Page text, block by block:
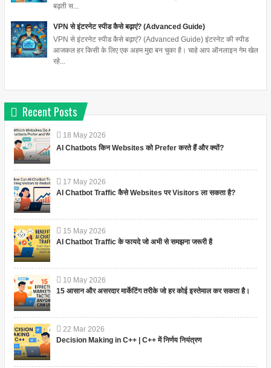
बढ़ती स...
VPN से इंटरनेट स्पीड कैसे बढ़ाएं? (Advanced Guide)
VPN से इंटरनेट स्पीड कैसे बढ़ाएं? (Advanced Guide) इंटरनेट की स्पीड
आजकल हर किसी के लिए एक अहम मुद्दा बन चुका है। चाहे आप ऑनलाइन गेम खेल
रहे...
Recent Posts
18 May 2026
AI Chatbots किन Websites को Prefer करते हैं और क्यों?
17 May 2026
AI Chatbot Traffic कैसे Websites पर Visitors ला सकता है?
15 May 2026
AI Chatbot Traffic के फायदे जो अभी से समझना जरूरी है
10 May 2026
15 आसान और असरदार मार्केटिंग तरीके जो हर कोई इस्तेमाल कर सकता है।
22 Mar 2026
Decision Making in C++ | C++ में निर्णय नियंत्रण